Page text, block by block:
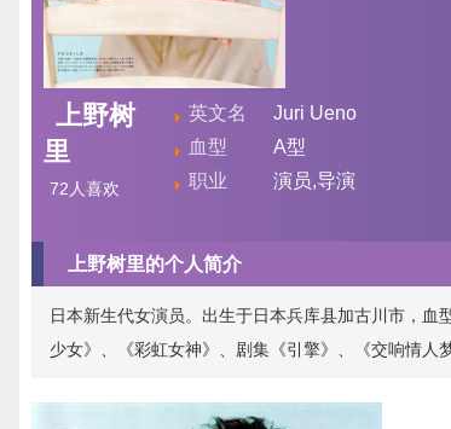
上野树
里
72人喜欢
英文名 Juri Ueno
血型
A型
职业
演员,导演
上野树里的个人简介
日本新生代女演员。出生于日本兵库县加古川市，
少女》、《彩虹女神》、剧集《引擎》、《交响情